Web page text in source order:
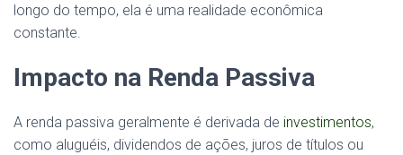
longo do tempo, ela é uma realidade econômica
constante.
Impacto na Renda Passiva
A renda passiva geralmente é derivada de investimentos,
como aluguéis, dividendos de ações, juros de títulos ou